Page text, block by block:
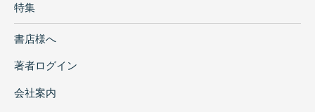
特集
書店様へ
著者ログイン
会社案内